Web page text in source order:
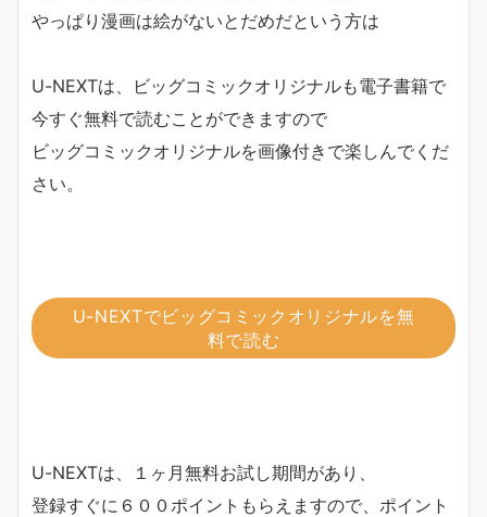
やっぱり漫画は絵がないとだめだという方は
U-NEXTは、ビッグコミックオリジナルも電子書籍で
今すぐ無料で読むことができますので
ビッグコミックオリジナルを画像付きで楽しんでくだ
さい。
U-NEXTでビッグコミックオリジナルを無
料で読む
U-NEXTは、１ヶ月無料お試し期間があり、
登録すぐに６００ポイントもらえますので、ポイント